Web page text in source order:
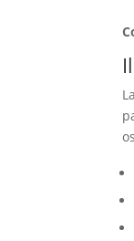
La